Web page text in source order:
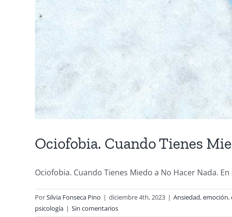
Ociofobia. Cuando Tienes
Ociofobia. Cuando Tienes Miedo a No Hacer Nada. En
PorSilvia Fonseca Pino | diciembre 4th, 2023 | Ansiedad,emoción,
psicología | Sin comentarios